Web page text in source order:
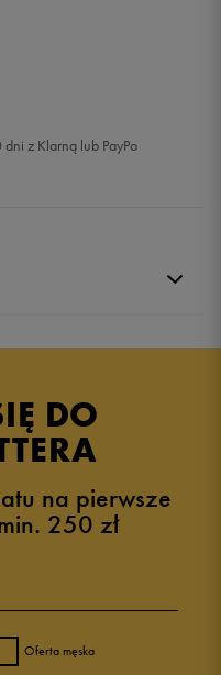
dni z Klarną lub PayPo
DO
na pierwsze
250 zł
Oferta męska